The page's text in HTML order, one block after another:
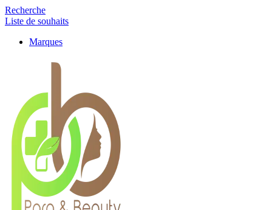
Recherche
Liste de souhaits
Marques